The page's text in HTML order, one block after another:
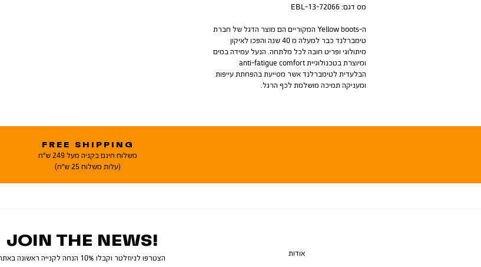
מס דגם:72066-EBL-13
ה-Yellow boots המקוריים הם מוצר הדגל של חברת
טימברלנד כבר למעלה מ 40 שנה והפכו לאיקון
מיתולוגי ופריט חובה לכל מלתחה. הנעל עמידה במים
ומיוצרת בטכנולוגיית anti-fatigue comfort
הבלעדית לטימברלנד אשר מסייעת בהפחתת עייפות
ומעניקה תמיכה מושלמת לכף הרגל.
FREE SHIPPING
משלוח חינם בקניה מעל 249 ש"ח
(עלות משלוח 25 ש"ח)
JOIN THE NEWS!
הצטרפו לניוזלטר וקבלו 10% הנחה לקנייה ראשונה באתר אודות